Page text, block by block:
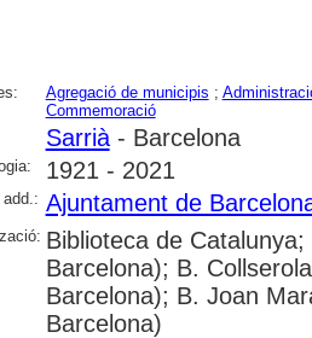
Agregació de municipis ;
Commemoració
Sarrià- Barcelona
1921 - 2021
Ajuntament de
Biblioteca de
Barcelona); B.
Barcelona); B. Joan
Barcelona)